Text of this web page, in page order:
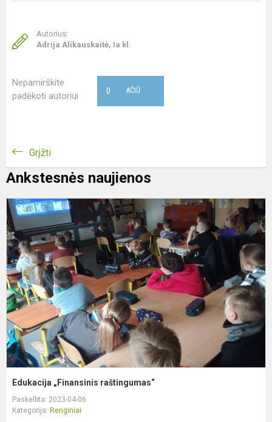
Autorius:
Adrija Alikauskaitė, Ia kl.
Nepamirškite
padėkoti autoriui
AČIŪ
0
Grįžti
Ankstesnės naujienos
Edukacija „Finansinis raštingumas“
Paskelbta: 2023-04-06
Kategorija: Renginiai